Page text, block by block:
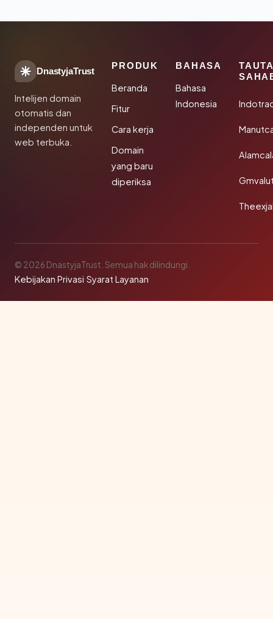
DnastyjaTrust
Intelijen domain
otomatis dan
independen untuk
web terbuka.
PRODUK
Beranda
Fitur
Cara kerja
Domain
yang baru
diperiksa
BAHASA
Bahasa
Indonesia
© 2026 DnastyjaTrust. Semua hak dilindungi.
Kebijakan Privasi·Syarat Layanan